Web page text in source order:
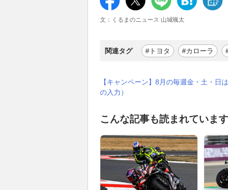
文：くるまのニュース 山城颯太
関連タグ #トヨタ #カローラ
【キャンペーン】8月の毎週金・土・日
の入力）
こんな記事も読まれています